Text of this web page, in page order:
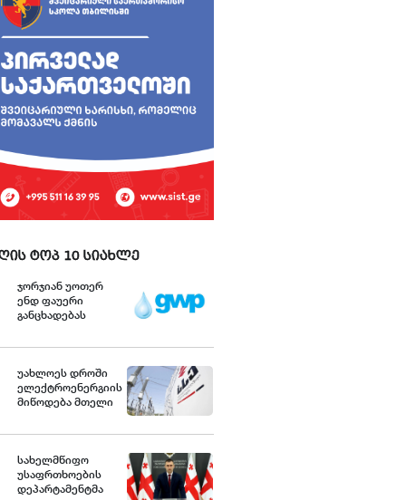
ტოპ 10 სიახლე
ჯორჯიან უოთერ
ენდ ფაუერი
განცხადებას
უახლოეს დროში
ელექტროენერგიის
მიწოდება მთელი
აღდგება -
სახელმწიფო
ელექტროსისტემა
სახელმწიფო
უსაფრთხოების
დეპარტამენტმა